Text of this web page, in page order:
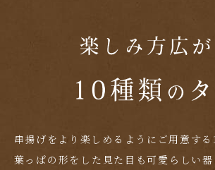
串揚げをより楽しめるようにご用意する
葉っぱの形をした見た目も可愛らしい器